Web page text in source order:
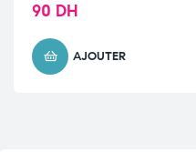
90 DH
AJOUTER